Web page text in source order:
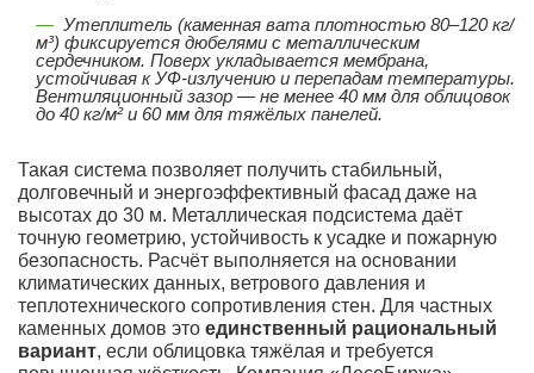
Утеплитель (каменная вата плотностью 80–120 кг/
м³) фиксируется дюбелями с металлическим
сердечником. Поверх укладывается мембрана,
устойчивая к УФ-излучению и перепадам температуры.
Вентиляционный зазор — не менее 40 мм для облицовок
до 40 кг/м² и 60 мм для тяжёлых панелей.
Такая система позволяет получить стабильный,
долговечный и энергоэффективный фасад даже на
высотах до 30 м. Металлическая подсистема даёт
точную геометрию, устойчивость к усадке и пожарную
безопасность. Расчёт выполняется на основании
климатических данных, ветрового давления и
теплотехнического сопротивления стен. Для частных
каменных домов это единственный рациональный
вариант, если облицовка тяжёлая и требуется